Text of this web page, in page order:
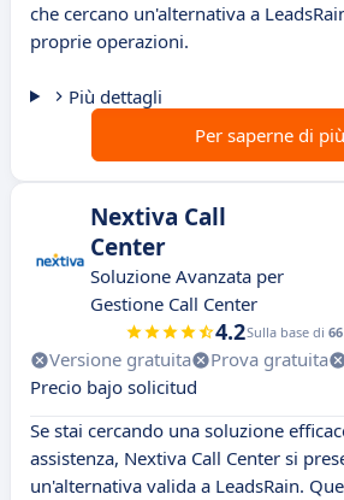
che cercano un'alternativa a
proprie operazioni.
Più dettagli
Per saperne di più
Nextiva Call
Center
Soluzione Avanzata per
Gestione Call Center
4.2Sulla base di
Versione gratuita Prova gratuita
Precio bajo solicitud
Se stai cercando una soluzione
assistenza, Nextiva Call Center si
un'alternativa valida a LeadsRain.